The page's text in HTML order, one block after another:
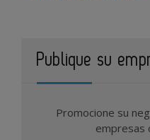
Publique su
Promocione su
empresas